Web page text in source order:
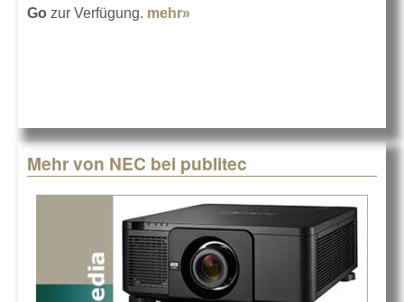
Go zur Verfügung. mehr»
Mehr von NEC bei publitec